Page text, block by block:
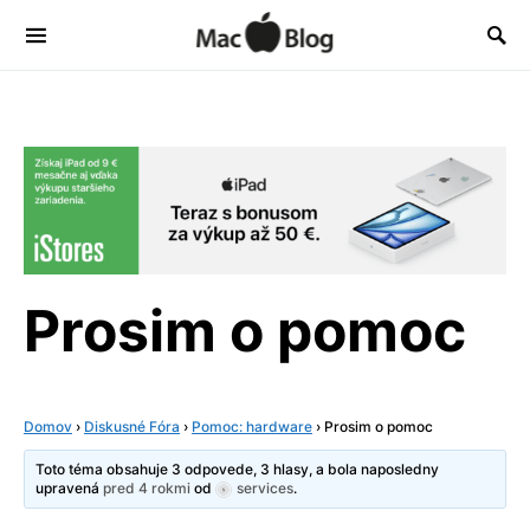
Prosim o pomoc
Domov › Diskusné Fóra › Pomoc: hardware › Prosim o pomoc
Toto téma obsahuje 3 odpovede, 3 hlasy, a bola naposledny
upravenápred 4 rokmi od services.